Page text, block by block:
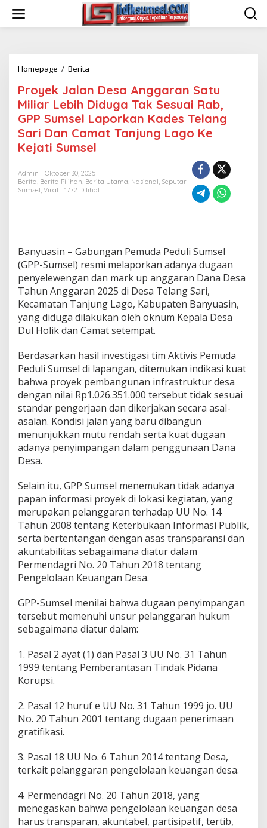
w
Homepage / Berita
o
y
e
k
J
a
l
n
D
g
g
r
a
n
S
a
t
M
l
i
a
r
L
e
b
i
d
u
g
a
T
a
k
S
e
u
a
i
a
b
,
P
S
u
e
l
a
p
o
r
Proyek Jalan Desa Anggaran Satu
Miliar Lebih Diduga Tak Sesuai Rab,
GPP Sumsel Laporkan Kades Telang
Sari Dan Camat Tanjung Lago Ke
Kejati Sumsel
Admin
Oktober 30, 2025
Berita, Berita Pilihan, Berita Utama, Nasional, Seputar
Sumsel, Viral 1772 Dilihat
Banyuasin – Gabungan Pemuda Peduli Sumsel
(GPP-Sumsel) resmi melaporkan adanya dugaan
penyelewengan dan mark up anggaran Dana Desa
Tahun Anggaran 2025 di Desa Telang Sari,
Kecamatan Tanjung Lago, Kabupaten Banyuasin,
yang diduga dilakukan oleh oknum Kepala Desa
Dul Holik dan Camat setempat.
Berdasarkan hasil investigasi tim Aktivis Pemuda
Peduli Sumsel di lapangan, ditemukan indikasi kuat
bahwa proyek pembangunan infrastruktur desa
dengan nilai Rp1.026.351.000 tersebut tidak sesuai
standar pengerjaan dan dikerjakan secara asal-
asalan. Kondisi jalan yang baru dibangun
menunjukkan mutu rendah serta kuat dugaan
adanya penyimpangan dalam penggunaan Dana
Desa.
Selain itu, GPP Sumsel menemukan tidak adanya
papan informasi proyek di lokasi kegiatan, yang
merupakan pelanggaran terhadap UU No. 14
Tahun 2008 tentang Keterbukaan Informasi Publik,
serta bertentangan dengan asas transparansi dan
akuntabilitas sebagaimana diatur dalam
Permendagri No. 20 Tahun 2018 tentang
Pengelolaan Keuangan Desa.
GPP-Sumsel menilai bahwa dugaan penyimpangan
tersebut memenuhi unsur pelanggaran hukum
sebagaimana diatur dalam:
1. Pasal 2 ayat (1) dan Pasal 3 UU No. 31 Tahun
1999 tentang Pemberantasan Tindak Pidana
Korupsi.
2. Pasal 12 huruf e UU No. 31 Tahun 1999 jo. UU
No. 20 Tahun 2001 tentang dugaan penerimaan
gratifikasi.
3. Pasal 18 UU No. 6 Tahun 2014 tentang Desa,
terkait pelanggaran pengelolaan keuangan desa.
4. Permendagri No. 20 Tahun 2018, yang
menegaskan bahwa pengelolaan keuangan desa
harus transparan, akuntabel, partisipatif, tertib,